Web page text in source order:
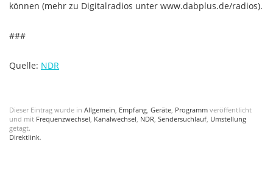
können (mehr zu Digitalradios unter www.dabplus.de/radios).
###
Quelle: NDR
Dieser Eintrag wurde in Allgemein, Empfang, Geräte, Programm veröffentlicht
und mit Frequenzwechsel, Kanalwechsel, NDR, Sendersuchlauf, Umstellung
getagt.
Direktlink.